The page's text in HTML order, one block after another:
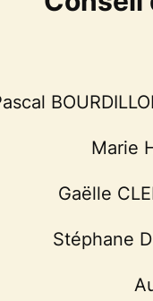
Marie
Gaëlle
Stéphane